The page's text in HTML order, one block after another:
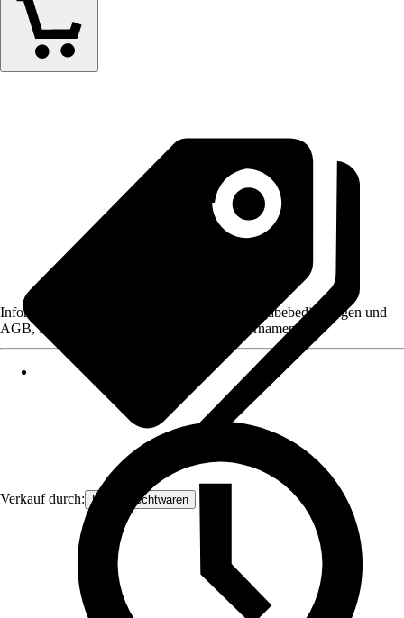
Verkauf durch: Frank Flechtwaren
Informationen des Verkäufers, wie z. B. Rückgabebedingungen und
AGB, finden Sie bei Klick auf den Verkäufernamen.